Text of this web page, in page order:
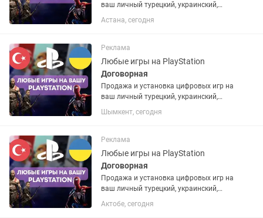
ваш личный турецкий, украинский,
американский или польский PSN
аккаунт. Если аккаунта нет – помогу
запросу. Работают на PS4 и...
Астана, сегодня
Реклама
Любые игры на PlayStation
Договорная
Продажа и установка цифровых игр на
ваш личный турецкий, украинский,
американский или польский PSN
запросу. Работают на PS4 и...
Шымкент, сегодня
Реклама
Любые игры на PlayStation
Договорная
Продажа и установка цифровых игр на
ваш личный турецкий, украинский,
американский или польский PSN
аккаунт. Если аккаунта нет – помогу
Актобе, сегодня